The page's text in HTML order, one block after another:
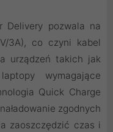
Delivery pozwala na
3A), co czyni kabel
urządzeń takich jak
wymagające
Quick Charge
zgodnych
zaoszczędzić czas i